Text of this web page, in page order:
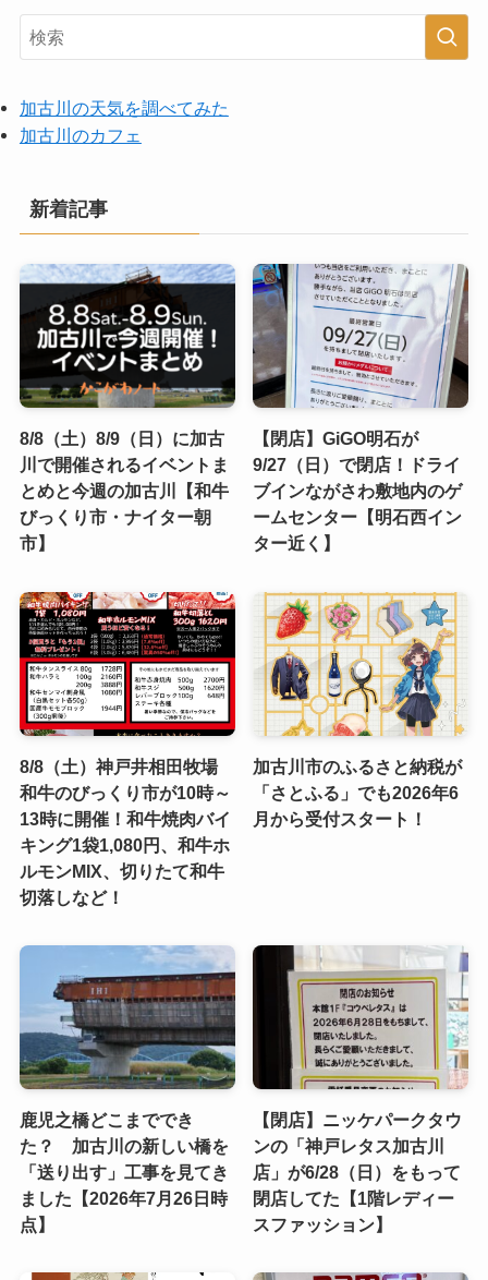
加古川の天気を調べてみた
加古川のカフェ
新着記事
8/8（土）8/9（日）に加古
川で開催されるイベントま
とめと今週の加古川【和牛
びっくり市・ナイター朝
市】
【閉店】GiGO明石が
9/27（日）で閉店！ドライ
ブインながさわ敷地内のゲ
ームセンター【明石西イン
ター近く】
8/8（土）神戸井相田牧場
和牛のびっくり市が10時～
13時に開催！和牛焼肉バイ
キング1袋1,080円、和牛ホ
ルモンMIX、切りたて和牛
切落しなど！
加古川市のふるさと納税が
「さとふる」でも2026年6
月から受付スタート！
鹿児之橋どこまででき
た？ 加古川の新しい橋を
「送り出す」工事を見てき
ました【2026年7月26日時
点】
【閉店】ニッケパークタウ
ンの「神戸レタス加古川
店」が6/28（日）をもって
閉店してた【1階レディー
スファッション】